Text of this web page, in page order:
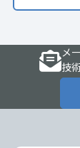
メ
技